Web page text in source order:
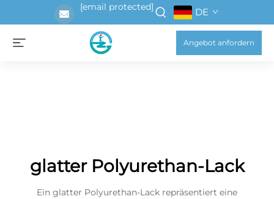
[email protected] DE
Angebot anfordern
glatter Polyurethan-Lack
Ein glatter Polyurethan-Lack repräsentiert eine